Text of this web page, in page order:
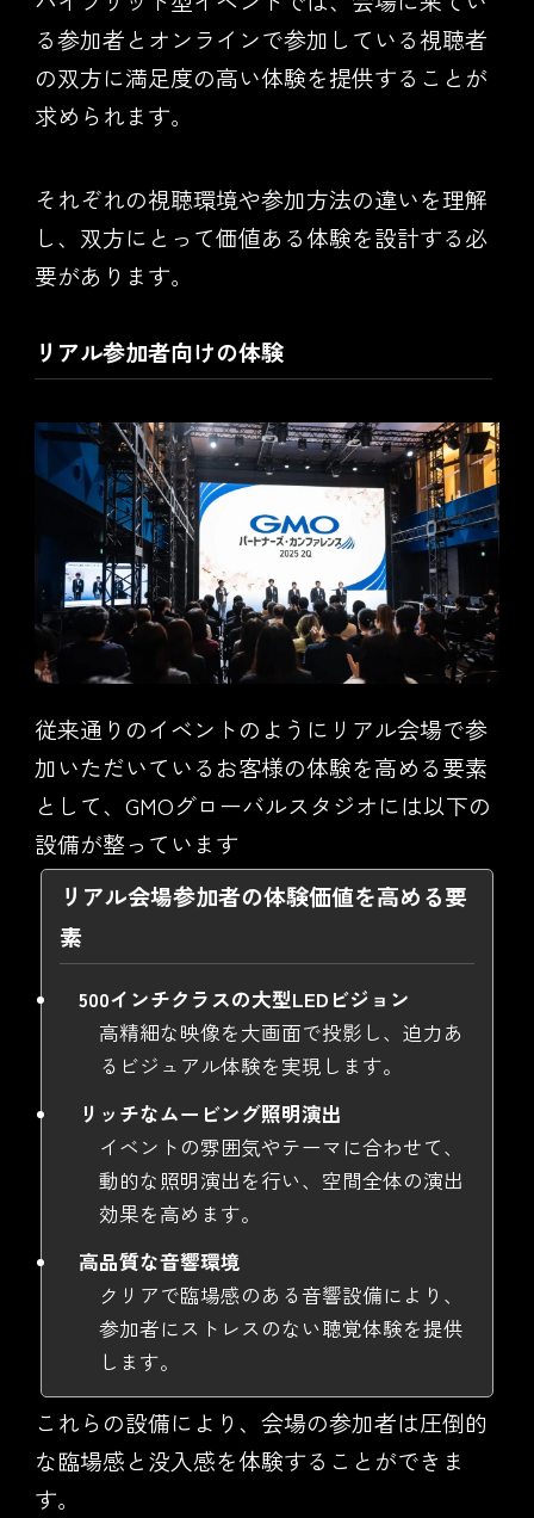
る参加者とオンラインで参加している視聴者
の双方に満足度の高い体験を提供することが
求められます。
それぞれの視聴環境や参加方法の違いを理解
し、双方にとって価値ある体験を設計する必
要があります。
リアル参加者向けの体験
従来通りのイベントのようにリアル会場で参
加いただいているお客様の体験を高める要素
として、GMOグローバルスタジオには以下の
設備が整っています
リアル会場参加者の体験価値を高める要
素
500インチクラスの大型LEDビジョン
高精細な映像を大画面で投影し、迫力あ
るビジュアル体験を実現します。
リッチなムービング照明演出
イベントの雰囲気やテーマに合わせて、
動的な照明演出を行い、空間全体の演出
効果を高めます。
高品質な音響環境
クリアで臨場感のある音響設備により、
参加者にストレスのない聴覚体験を提供
します。
これらの設備により、会場の参加者は圧倒的
な臨場感と没入感を体験することができま
す。